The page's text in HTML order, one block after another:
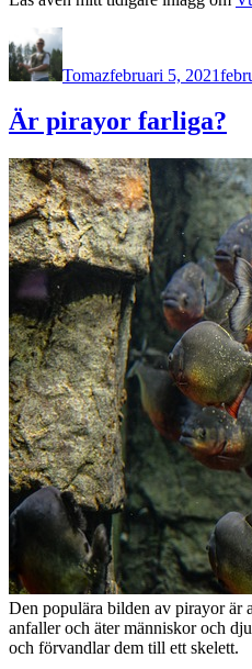
Författare
Tomazfebruari 5, 2021
Är pirayor farliga?
Den populära bilden av pirayor är
anfaller och äter människor och
och förvandlar dem till ett skelett.